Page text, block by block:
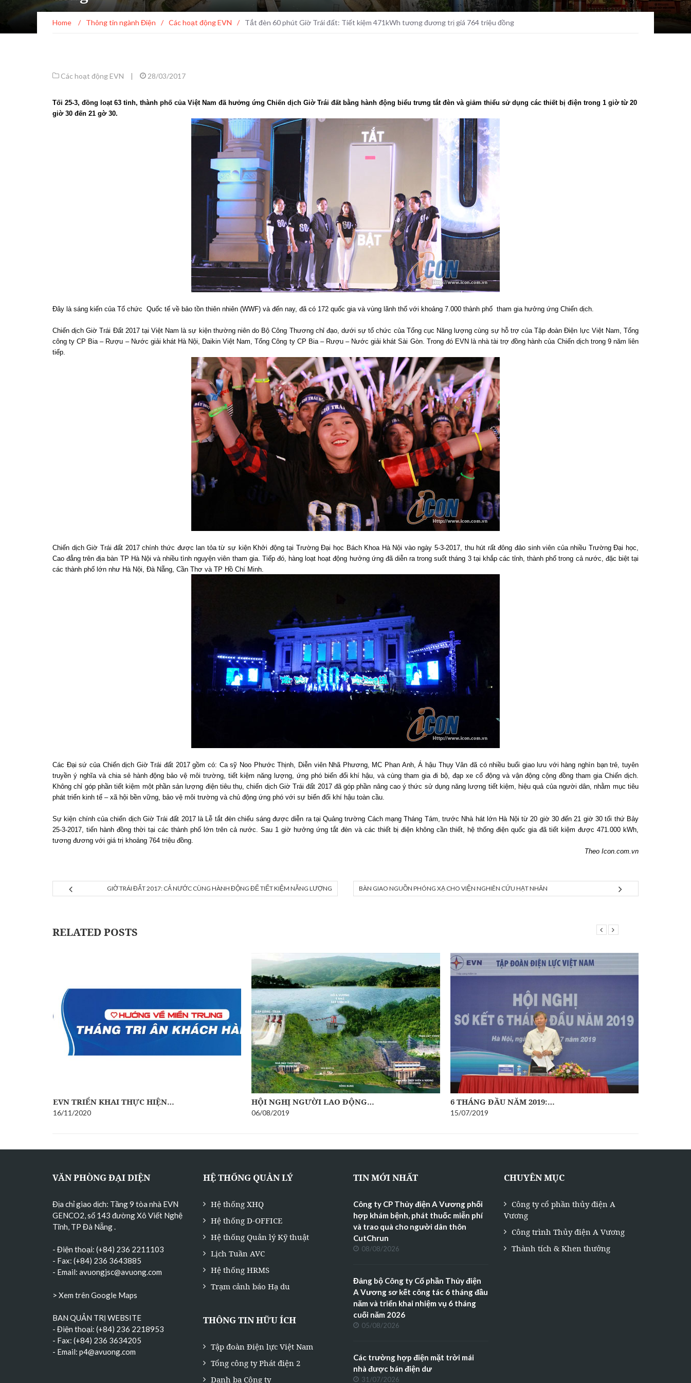
Home / Thông tin ngành Điện / Các hoạt động EVN / Tắt đèn 60 phút Giờ Trái đất: Tiết kiệm 471kWh tương đương trị giá 764 triệu đồng
Các hoạt động EVN | 28/03/2017
Tối 25-3, đồng loạt 63 tỉnh, thành phố của Việt Nam đã hưởng ứng Chiến dịch Giờ Trái đất bằng hành động biểu trưng tắt đèn và giảm thiểu sử dụng các thiết bị điện trong 1 giờ từ 20
giờ 30 đến 21 gờ 30.
Đây là sáng kiến của Tổ chức Quốc tế về bảo tồn thiên nhiên (WWF) và đến nay, đã có 172 quốc gia và vùng lãnh thổ với khoảng 7.000 thành phố tham gia hưởng ứng Chiến dịch.
Chiến dịch Giờ Trái Đất 2017 tại Việt Nam là sự kiện thường niên do Bộ Công Thương chỉ đạo, dưới sự tổ chức của Tổng cục Năng lượng cùng sự hỗ trợ của Tập đoàn Điện lực Việt Nam, Tổng
công ty CP Bia – Rượu – Nước giải khát Hà Nội, Daikin Việt Nam, Tổng Công ty CP Bia – Rượu – Nước giải khát Sài Gòn. Trong đó EVN là nhà tài trợ đồng hành của Chiến dịch trong 9 năm liên
tiếp.
Chiến dịch Giờ Trái đất 2017 chính thức được lan tỏa từ sự kiện Khởi động tại Trường Đại học Bách Khoa Hà Nội vào ngày 5-3-2017, thu hút rất đông đảo sinh viên của nhiều Trường Đại học,
Cao đẳng trên địa bàn TP Hà Nội và nhiều tình nguyện viên tham gia. Tiếp đó, hàng loạt hoạt động hưởng ứng đã diễn ra trong suốt tháng 3 tại khắp các tỉnh, thành phố trong cả nước, đặc biệt tại
các thành phố lớn như Hà Nội, Đà Nẵng, Cần Thơ và TP Hồ Chí Minh.
Các Đại sứ của Chiến dịch Giờ Trái đất 2017 gồm có: Ca sỹ Noo Phước Thịnh, Diễn viên Nhã Phương, MC Phan Anh, Á hậu Thụy Vân đã có nhiều buổi giao lưu với hàng nghìn bạn trẻ, tuyên
truyền ý nghĩa và chia sẻ hành động bảo vệ môi trường, tiết kiệm năng lượng, ứng phó biến đổi khí hậu, và cùng tham gia đi bộ, đạp xe cổ động và vận động cộng đồng tham gia Chiến dịch.
Không chỉ góp phần tiết kiệm một phần sản lượng điện tiêu thụ, chiến dịch Giờ Trái đất 2017 đã góp phần nâng cao ý thức sử dụng năng lượng tiết kiệm, hiệu quả của người dân, nhằm mục tiêu
phát triển kinh tế – xã hội bền vững, bảo vệ môi trường và chủ động ứng phó với sự biến đổi khí hậu toàn cầu.
Sự kiện chính của chiến dịch Giờ Trái đất 2017 là Lễ tắt đèn chiếu sáng được diễn ra tại Quảng trường Cách mạng Tháng Tám, trước Nhà hát lớn Hà Nội từ 20 giờ 30 đến 21 giờ 30 tối thứ Bảy
25-3-2017, tiến hành đồng thời tại các thành phố lớn trên cả nước. Sau 1 giờ hưởng ứng tắt đèn và các thiết bị điện không cần thiết, hệ thống điện quốc gia đã tiết kiệm được 471.000 kWh,
tương đương với giá trị khoảng 764 triệu đồng.
Theo Icon.com.vn
GIỜ TRÁI ĐẤT 2017: CẢ NƯỚC CÙNG HÀNH ĐỘNG ĐỂ TIẾT KIỆM NĂNG LƯỢNG BÀN GIAO NGUỒN PHÓNG XẠ CHO VIỆN NGHIÊN CỨU HẠT NHÂN
RELATED POSTS
EVN TRIỂN KHAI THỰC HIỆN…
16/11/2020
HỘI NGHỊ NGƯỜI LAO ĐỘNG…
06/08/2019
6 THÁNG ĐẦU NĂM 2019:…
15/07/2019
VĂN PHÒNG ĐẠI DIỆN
Địa chỉ giao dịch: Tầng 9 tòa nhà EVN
GENCO2, số 143 đường Xô Viết Nghệ
Tĩnh, TP Đà Nẵng.
- Điện thoại: (+84) 236 2211103
- Fax: (+84) 236 3643885
- Email: avuongjsc@avuong.com
> Xem trên Google Maps
BAN QUẢN TRỊ WEBSITE
- Điện thoại: (+84) 236 2218953
- Fax: (+84) 236 3634205
- Email: p4@avuong.com
HỆ THỐNG QUẢN LÝ
Hệ thống XHQ
Hệ thống D-OFFICE
Hệ thống Quản lý Kỹ thuật
Lịch Tuần AVC
Hệ thống HRMS
Trạm cảnh báo Hạ du
THÔNG TIN HỮU ÍCH
Tập đoàn Điện lực Việt Nam
Tổng công ty Phát điện 2
Danh bạ Công ty
TIN MỚI NHẤT
Công ty CP Thủy điện A Vương phối
hợp khám bệnh, phát thuốc miễn phí
và trao quà cho người dân thôn
CutChrun
08/08/2026
Đảng bộ Công ty Cổ phần Thủy điện
A Vương sơ kết công tác 6 tháng đầu
năm và triển khai nhiệm vụ 6 tháng
cuối năm 2026
05/08/2026
Các trường hợp điện mặt trời mái
nhà được bán điện dư
31/07/2026
CHUYÊN MỤC
Công ty cổ phần thủy điện A
Vương
Công trình Thủy điện A Vương
Thành tích & Khen thưởng